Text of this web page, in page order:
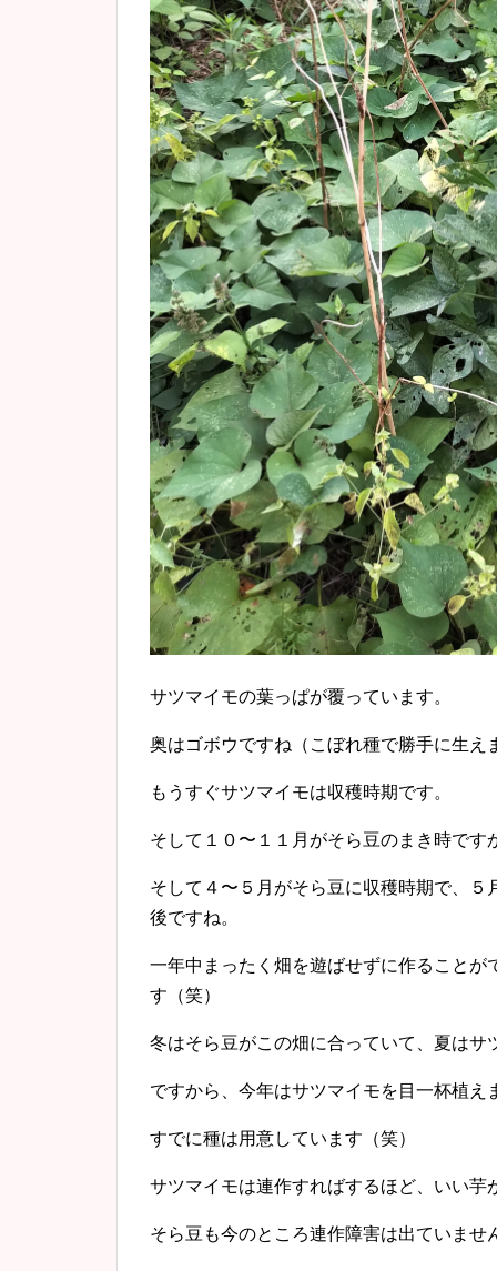
サツマイモの葉っぱが覆っています。
奥はゴボウですね（こぼれ種で勝手に生え
もうすぐサツマイモは収穫時期です。
そして１０〜１１月がそら豆のまき時です
そして４〜５月がそら豆に収穫時期で、
後ですね。
一年中まったく畑を遊ばせずに作ること
す（笑）
冬はそら豆がこの畑に合っていて、夏は
ですから、今年はサツマイモを目一杯植
すでに種は用意しています（笑）
サツマイモは連作すればするほど、いい芋
そら豆も今のところ連作障害は出ていませ